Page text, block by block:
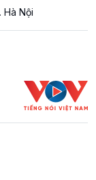
Hà Nội